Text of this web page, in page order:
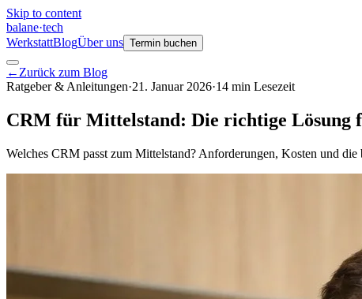
Skip to content
balane·tech
WerkstattBlogÜber uns Termin buchen
← Zurück zum Blog
Ratgeber & Anleitungen·21. Januar 2026·14 min Lesezeit
CRM für Mittelstand: Die richtige Lösung
Welches CRM passt zum Mittelstand? Anforderungen, Kosten und